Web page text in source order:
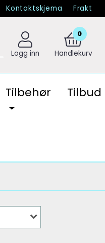
Kontaktskjema Frakt
Logg inn
0
Handlekurv
Tilbehør Tilbud